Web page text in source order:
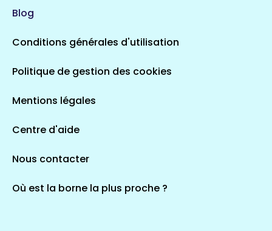
Blog
Conditions générales d'utilisation
Politique de gestion des cookies
Mentions légales
Centre d'aide
Nous contacter
Où est la borne la plus proche ?